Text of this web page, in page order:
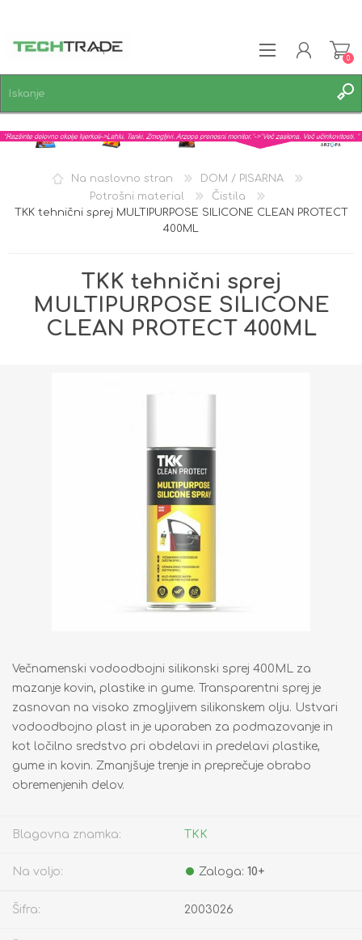
PRIJAVA
0
Na naslovno stran
DOM / PISARNA
Potrošni material
Čistila
TKK tehnični sprej MULTIPURPOSE SILICONE CLEAN PROTECT
400ML
TKK tehnični sprej
MULTIPURPOSE SILICONE
CLEAN PROTECT 400ML
Večnamenski vodoodbojni silikonski sprej 400ML za
mazanje kovin, plastike in gume. Transparentni sprej je
zasnovan na visoko zmogljivem silikonskem olju. Ustvari
vodoodbojno plast in je uporaben za podmazovanje in
kot ločilno sredstvo pri obdelavi in predelavi plastike,
gume in kovin. Zmanjšuje trenje in preprečuje obrabo
obremenjenih delov.
Blagovna znamka: TKK
Na voljo: Zaloga: 10+
Šifra: 2003026